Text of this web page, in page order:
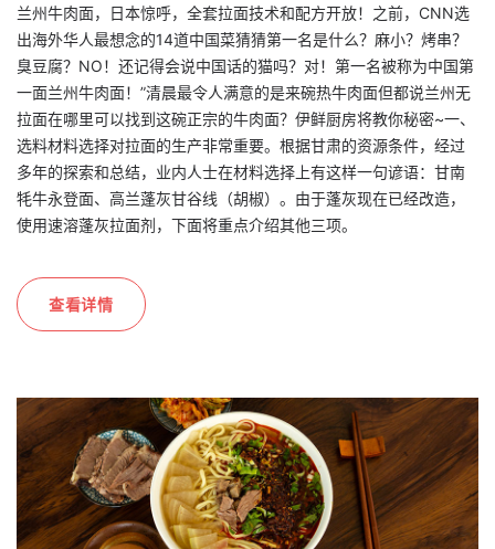
兰州牛肉面，日本惊呼，全套拉面技术和配方开放！之前，CNN选
出海外华人最想念的14道中国菜猜猜第一名是什么？麻小？烤串？
臭豆腐？NO！还记得会说中国话的猫吗？对！第一名被称为中国第
一面兰州牛肉面！”清晨最令人满意的是来碗热牛肉面但都说兰州无
拉面在哪里可以找到这碗正宗的牛肉面？伊鲜厨房将教你秘密~一、
选料材料选择对拉面的生产非常重要。根据甘肃的资源条件，经过
多年的探索和总结，业内人士在材料选择上有这样一句谚语：甘南
牦牛永登面、高兰蓬灰甘谷线（胡椒）。由于蓬灰现在已经改造，
使用速溶蓬灰拉面剂，下面将重点介绍其他三项。
查看详情